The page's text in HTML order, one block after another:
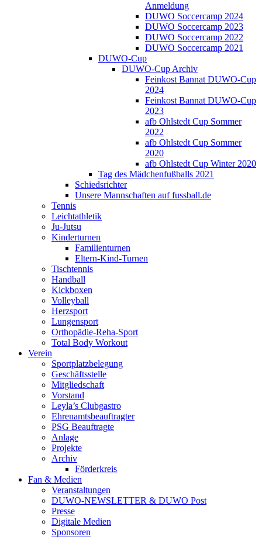
Anmeldung
DUWO Soccercamp 2024
DUWO Soccercamp 2023
DUWO Soccercamp 2022
DUWO Soccercamp 2021
DUWO-Cup
DUWO-Cup Archiv
Feinkost Bannat DUWO-Cup
2024
Feinkost Bannat DUWO-Cup
2023
afb Ohlstedt Cup Sommer
2022
afb Ohlstedt Cup Sommer
2020
afb Ohlstedt Cup Winter 2020
Tag des Mädchenfußballs 2021
Schiedsrichter
Unsere Mannschaften auf fussball.de
Tennis
Leichtathletik
Ju-Jutsu
Kinderturnen
Familienturnen
Eltern-Kind-Turnen
Tischtennis
Handball
Kickboxen
Volleyball
Herzsport
Lungensport
Orthopädie-Reha-Sport
Total Body Workout
Verein
Sportplatzbelegung
Geschäftsstelle
Mitgliedschaft
Vorstand
Leyla’s Clubgastro
Ehrenamtsbeauftragter
PSG Beauftragte
Anlage
Projekte
Archiv
Förderkreis
Fan & Medien
Veranstaltungen
DUWO-NEWSLETTER & DUWO Post
Presse
Digitale Medien
Sponsoren